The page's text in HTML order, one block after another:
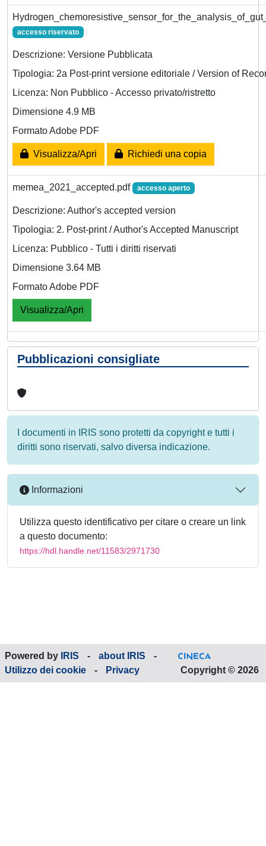
accesso riservato
Descrizione: Versione Pubblicata
Tipologia: 2a Post-print versione editoriale / Version of
Licenza: Non Pubblico - Accesso privato/ristretto
Dimensione 4.9 MB
Formato Adobe PDF
Visualizza/Apri Richiedi una copia
memea_2021_accepted.pdf accesso aperto
Descrizione: Author's accepted version
Tipologia: 2. Post-print / Author's Accepted Manuscript
Licenza: Pubblico - Tutti i diritti riservati
Dimensione 3.64 MB
Formato Adobe PDF
Visualizza/Apri
Pubblicazioni consigliate
I documenti in IRIS sono protetti da copyright e tutti i
diritti sono riservati, salvo diversa indicazione.
Informazioni
Utilizza questo identificativo per citare o creare un link
a questo documento:
https://hdl.handle.net/11583/2971730
Powered by IRIS - about IRIS
-
Utilizzo dei cookie
- Privacy Copyright © 2026